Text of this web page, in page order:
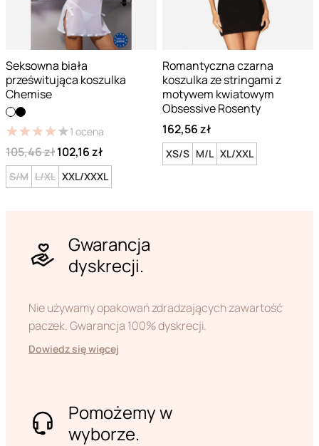
Seksowna biała
prześwitująca koszulka
Chemise
★★★★★
★★★★★1 ocena
105,46 zł102,16 zł
S/M L/XL XXL/XXXL
Romantyczna czarna
koszulka ze stringami z
motywem kwiatowym
Obsessive Rosenty
162,56 zł
XS/S M/L XL/XXL
Gwarancja
dyskrecji.
Nie używamy opakowań zdradzających zawartość
paczek. Gwarancja 100% dyskrecji.
Dowiedz się więcej
Pomożemy w
wyborze.